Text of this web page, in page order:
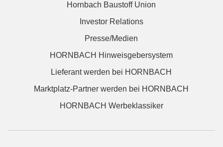
Hornbach Baustoff Union
Investor Relations
Presse/Medien
HORNBACH Hinweisgebersystem
Lieferant werden bei HORNBACH
Marktplatz-Partner werden bei HORNBACH
HORNBACH Werbeklassiker